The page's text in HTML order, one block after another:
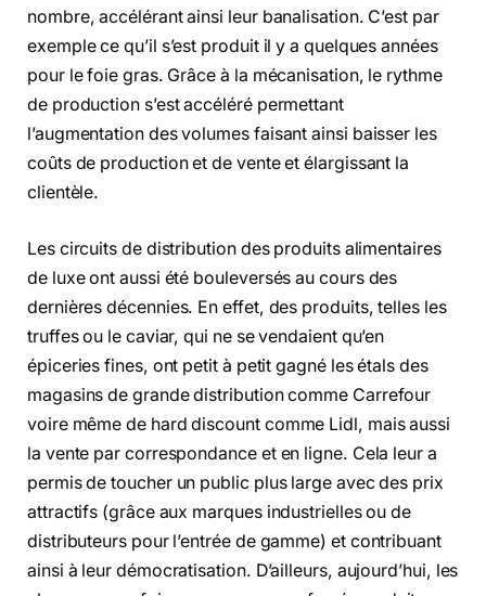
nombre, accélérant ainsi leur banalisation. C’est par
exemple ce qu’il s’est produit il y a quelques années
pour le foie gras. Grâce à la mécanisation, le rythme
de production s’est accéléré permettant
l’augmentation des volumes faisant ainsi baisser les
coûts de production et de vente et élargissant la
clientèle.
Les circuits de distribution des produits alimentaires
de luxe ont aussi été bouleversés au cours des
dernières décennies. En effet, des produits, telles les
truffes ou le caviar, qui ne se vendaient qu’en
épiceries fines, ont petit à petit gagné les étals des
magasins de grande distribution comme Carrefour
voire même de hard discount comme Lidl, mais aussi
la vente par correspondance et en ligne. Cela leur a
permis de toucher un public plus large avec des prix
attractifs (grâce aux marques industrielles ou de
distributeurs pour l’entrée de gamme) et contribuant
ainsi à leur démocratisation. D’ailleurs, aujourd’hui, les